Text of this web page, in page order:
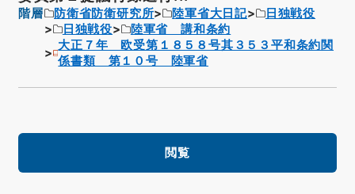
階層 防衛省防衛研究所 陸軍省大日記
日独戦役
日独戦役
陸軍省 講和条約
大正７年 欧受第１８５８号其３５３平和条約関
係書類 第１０号 陸軍省
閲覧